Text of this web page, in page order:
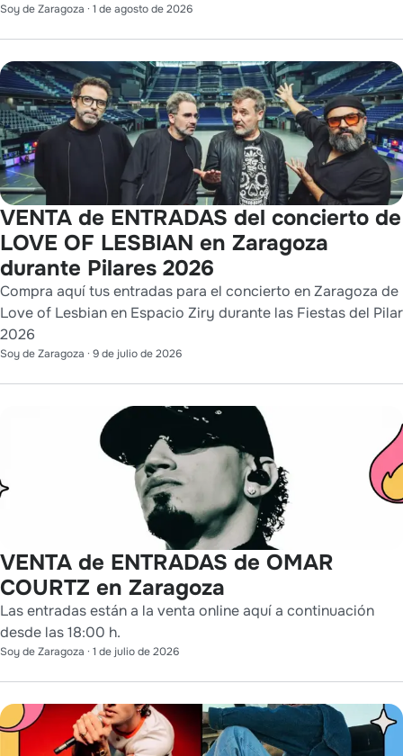
Soy de Zaragoza · 1 de agosto de 2026
VENTA de ENTRADAS del concierto de
LOVE OF LESBIAN en Zaragoza
durante Pilares 2026
Compra aquí tus entradas para el concierto en Zaragoza de
Love of Lesbian en Espacio Ziry durante las Fiestas del Pilar
2026
Soy de Zaragoza · 9 de julio de 2026
VENTA de ENTRADAS de OMAR
COURTZ en Zaragoza
Las entradas están a la venta online aquí a continuación
desde las 18:00 h.
Soy de Zaragoza · 1 de julio de 2026